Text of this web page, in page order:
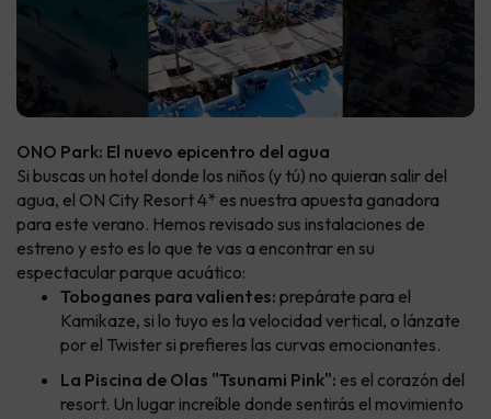
ONO Park: El nuevo epicentro del agua
Si buscas un hotel donde los niños (y tú) no quieran salir del
agua, el ON City Resort 4* es nuestra apuesta ganadora
para este verano. Hemos revisado sus instalaciones de
estreno y esto es lo que te vas a encontrar en su
espectacular parque acuático:
Toboganes para valientes: prepárate para el
Kamikaze, si lo tuyo es la velocidad vertical, o lánzate
por el Twister si prefieres las curvas emocionantes.
La Piscina de Olas "Tsunami Pink": es el corazón del
resort. Un lugar increíble donde sentirás el movimiento